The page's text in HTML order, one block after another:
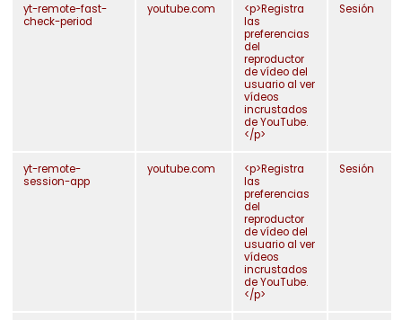
yt-remote-fast-
check-period
youtube.com
<p>Registra
las
preferencias
del
reproductor
de vídeo del
usuario al ver
vídeos
incrustados
de YouTube.
</p>
Sesión
yt-remote-
session-app
youtube.com
<p>Registra
las
preferencias
del
reproductor
de vídeo del
usuario al ver
vídeos
incrustados
de YouTube.
</p>
Sesión